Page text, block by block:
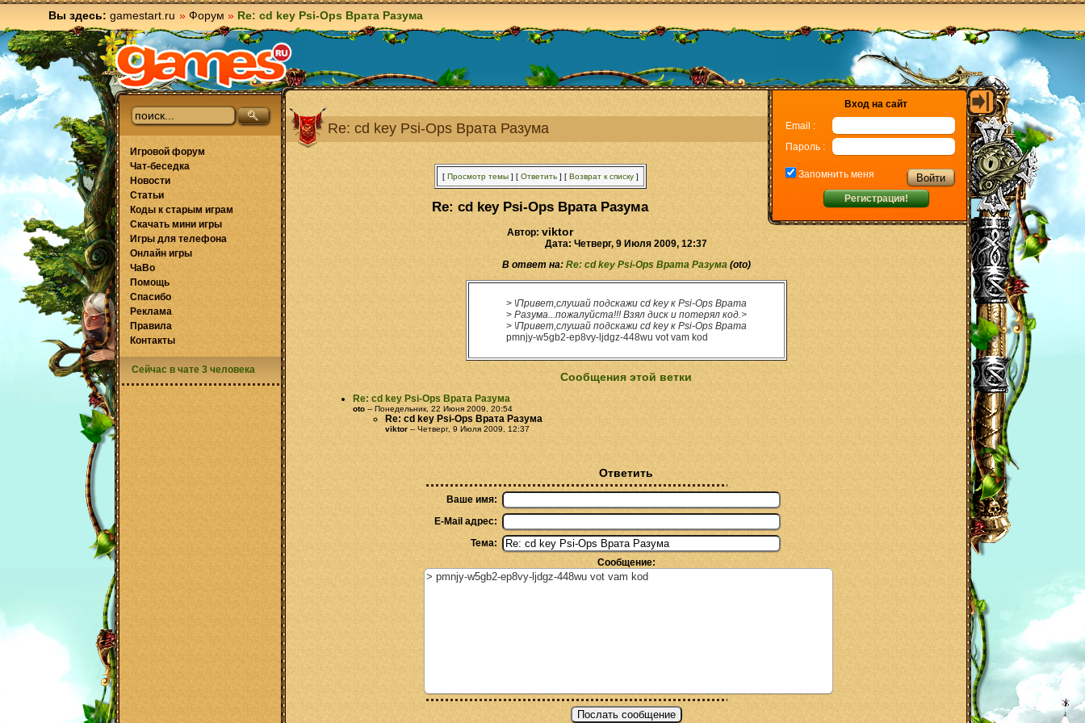
Вы здесь: gamestart.ru » Форум » Re: cd key Psi-Ops Врата Разума
Вход на сайт
Email :
Пароль :
Запомнить меня
Регистрация!
Re: cd key Psi-Ops Врата Разума
[ Просмотр темы] [ Ответить] [ Возврат к списку]
Re: cd key Psi-Ops Врата Разума
Автор: viktor
Дата: Четверг, 9 Июля 2009, 12:37
В ответ на: Re: cd key Psi-Ops Врата Разума(oto)
>\Привет,слушай подскажи cd key к Psi-Ops Врата
>Разума...пожалуйста!!! Взял диск и потерял код.>
>\Привет,слушай подскажи cd key к Psi-Ops Врата
pmnjy-w5gb2-ep8vy-ljdgz-448wu vot vam kod
Сообщения этой ветки
Re: cd key Psi-Ops Врата Разума
oto -- Понедельник, 22 Июня 2009, 20:54
Re: cd key Psi-Ops Врата Разума
viktor -- Четверг, 9 Июля 2009, 12:37
Ответить
Ваше имя:
E-Mail адрес:
Тема:
Сообщение:
Игровой форум
Чат-беседка
Новости
Статьи
Коды к старым играм
Скачать мини игры
Игры для телефона
Онлайн игры
ЧаВо
Помощь
Спасибо
Реклама
Правила
Контакты
Сейчас в чате 3 человека